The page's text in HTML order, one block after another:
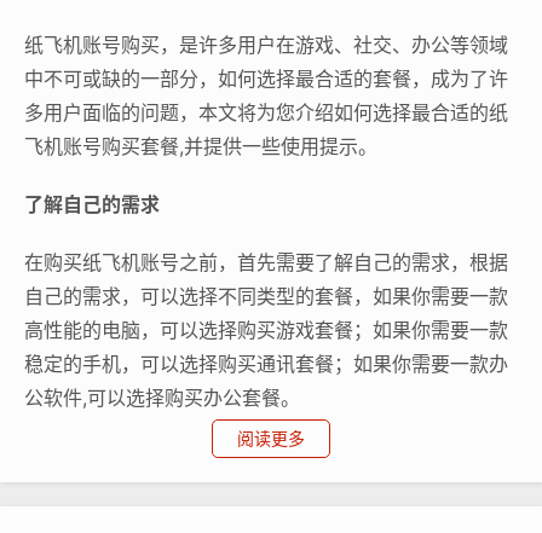
纸飞机账号购买，是许多用户在游戏、社交、办公等领域
中不可或缺的一部分，如何选择最合适的套餐，成为了许
多用户面临的问题，本文将为您介绍如何选择最合适的纸
飞机账号购买套餐,并提供一些使用提示。
了解自己的需求
在购买纸飞机账号之前，首先需要了解自己的需求，根据
自己的需求，可以选择不同类型的套餐，如果你需要一款
高性能的电脑，可以选择购买游戏套餐；如果你需要一款
稳定的手机，可以选择购买通讯套餐；如果你需要一款办
公软件,可以选择购买办公套餐。
阅读更多